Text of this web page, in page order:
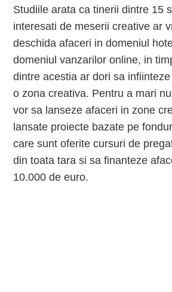
Studiile arata ca tinerii dintre 15
interesati de meserii creative ar
deschida afaceri in domeniul
domeniul vanzarilor online, in
dintre acestia ar dori sa
o zona creativa. Pentru a mari
vor sa lanseze afaceri in zone
lansate proiecte bazate pe
care sunt oferite cursuri de
din toata tara si sa finanteze
10.000 de euro.